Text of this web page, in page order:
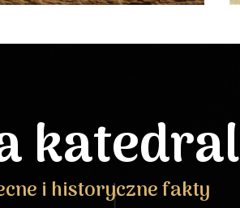
i historyczne fakty